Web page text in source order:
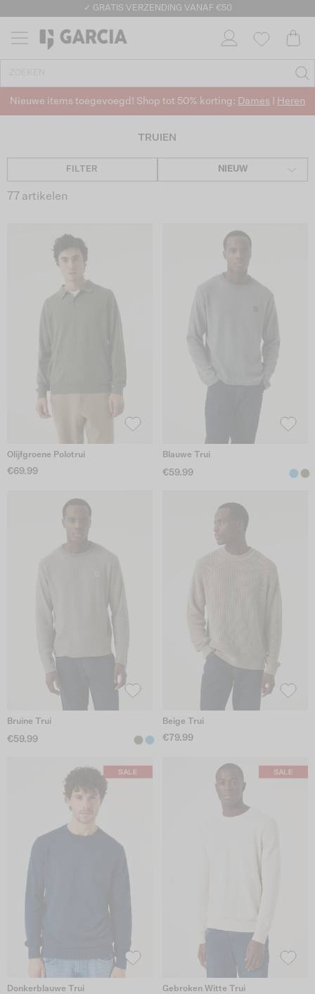
✓ RETOURNEREN BINNEN 30 DAGEN
Nieuwe items toegevoegd! Shop tot 50% korting: Dames Heren
TRUIEN
FILTER NIEUW
77 artikelen
Olijfgroene Polotrui
€69.99
Blauwe Trui
€59.99
Bruine Trui
€59.99
Beige Trui
€79.99
Donkerblauwe Trui Gebroken Witte Trui